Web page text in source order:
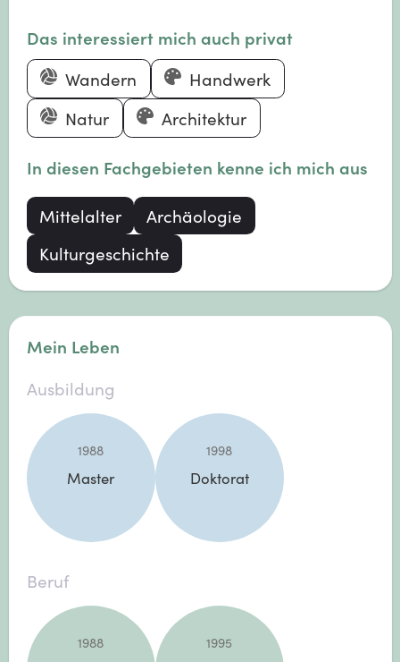
Das interessiert mich auch privat
Wandern
Handwerk
Natur
Architektur
In diesen Fachgebieten kenne ich mich aus
Mittelalter
Archäologie
Kulturgeschichte
Mein Leben
Ausbildung
1988
Master
1998
Doktorat
Beruf
1988 1995